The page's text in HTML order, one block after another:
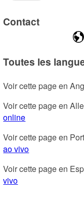
Contact
Toutes les
Voir cette page en
Voir cette page en
online
Voir cette page en
ao vivo
Voir cette page en
vivo